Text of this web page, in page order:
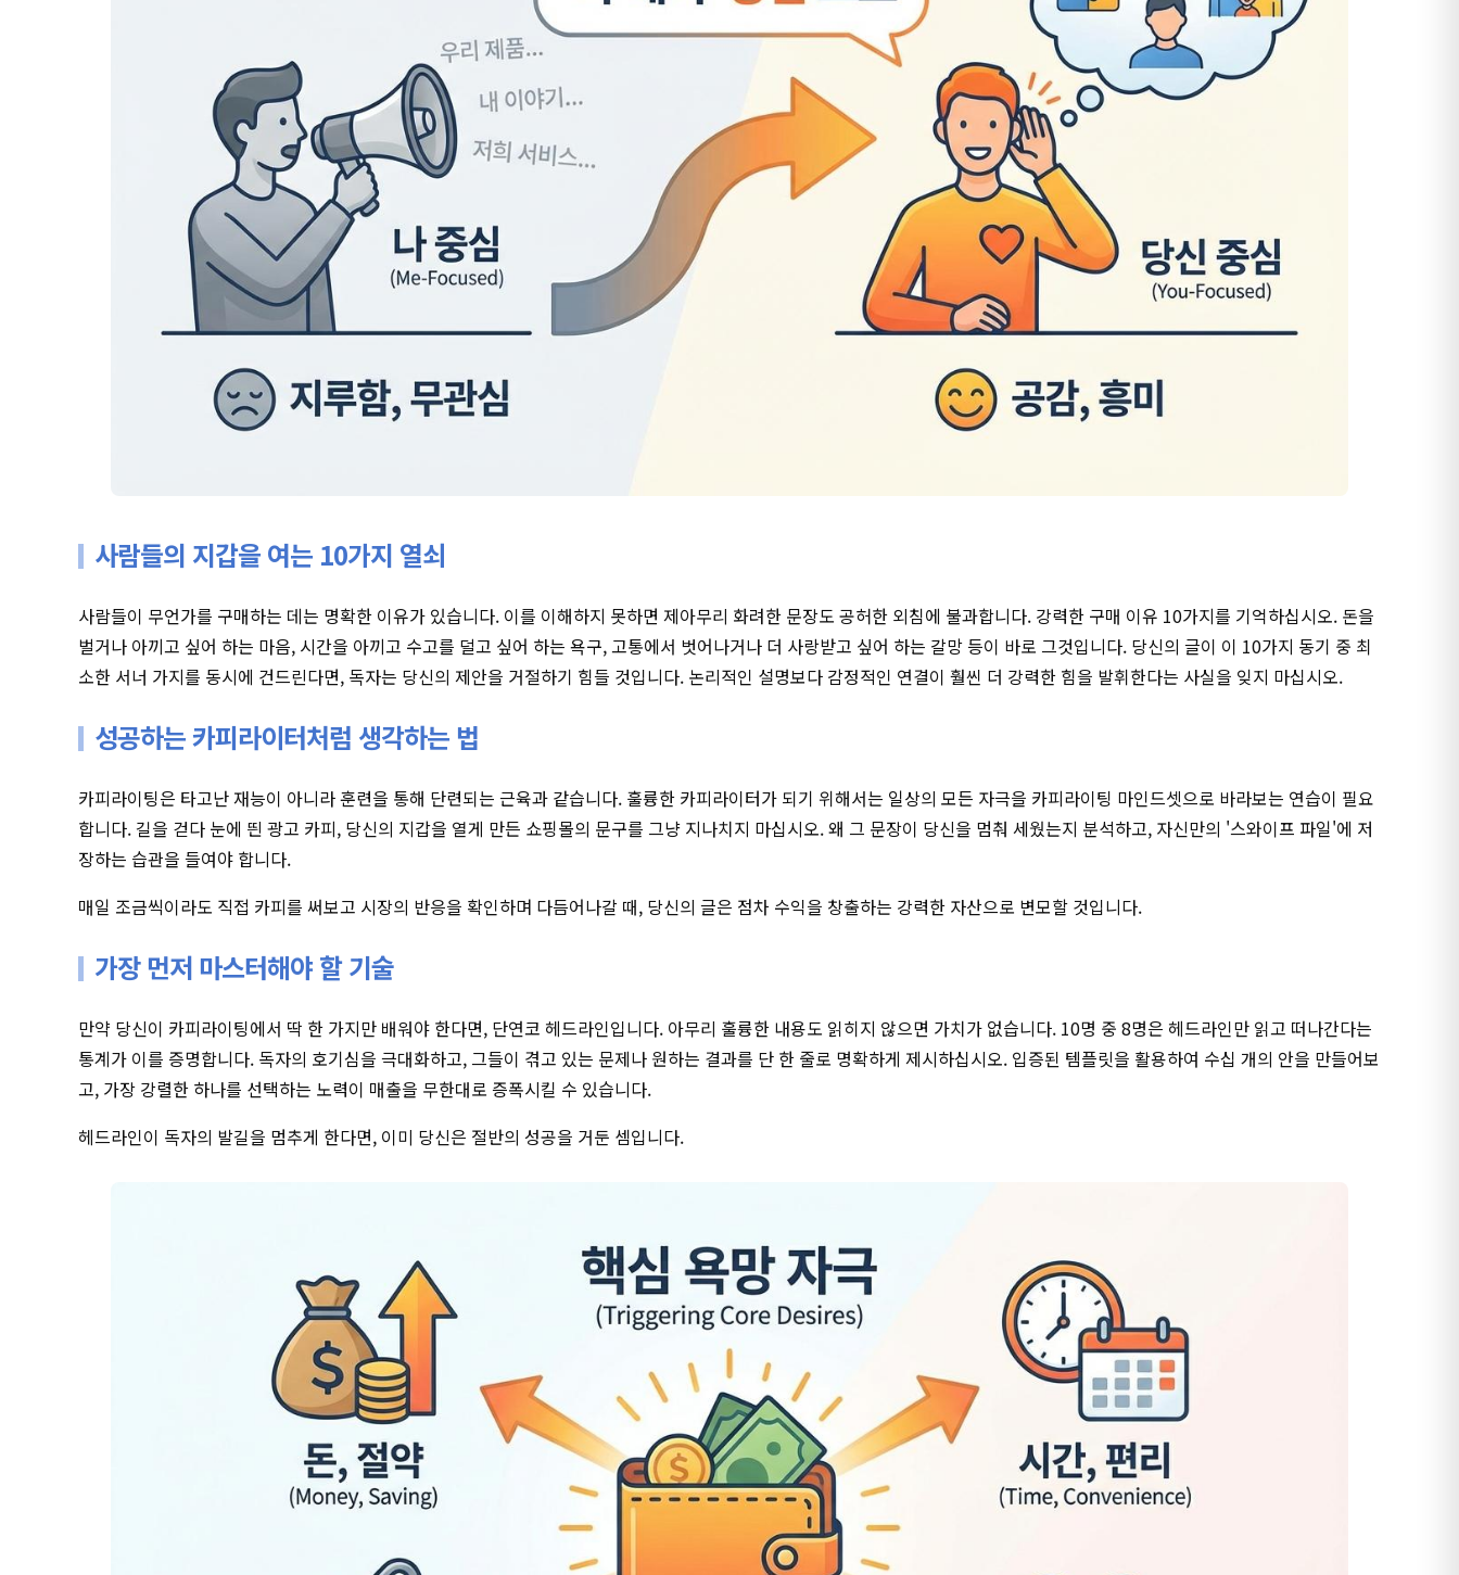
사람들의 지갑을 여는 10가지 열쇠
사람들이 무언가를 구매하는 데는 명확한 이유가 있습니다. 이를 이해하지 못하면 제아무리 화려한 문장도 공허한 외침에 불과합니다. 강력한 구매 이유 10가지를 기억하십시오. 돈을
벌거나 아끼고 싶어 하는 마음, 시간을 아끼고 수고를 덜고 싶어 하는 욕구, 고통에서 벗어나거나 더 사랑받고 싶어 하는 갈망 등이 바로 그것입니다. 당신의 글이 이 10가지 동기 중 최
소한 서너 가지를 동시에 건드린다면, 독자는 당신의 제안을 거절하기 힘들 것입니다. 논리적인 설명보다 감정적인 연결이 훨씬 더 강력한 힘을 발휘한다는 사실을 잊지 마십시오.
성공하는 카피라이터처럼 생각하는 법
카피라이팅은 타고난 재능이 아니라 훈련을 통해 단련되는 근육과 같습니다. 훌륭한 카피라이터가 되기 위해서는 일상의 모든 자극을 카피라이팅 마인드셋으로 바라보는 연습이 필요
합니다. 길을 걷다 눈에 띈 광고 카피, 당신의 지갑을 열게 만든 쇼핑몰의 문구를 그냥 지나치지 마십시오. 왜 그 문장이 당신을 멈춰 세웠는지 분석하고, 자신만의 '스와이프 파일'에 저
장하는 습관을 들여야 합니다.
매일 조금씩이라도 직접 카피를 써보고 시장의 반응을 확인하며 다듬어나갈 때, 당신의 글은 점차 수익을 창출하는 강력한 자산으로 변모할 것입니다.
가장 먼저 마스터해야 할 기술
만약 당신이 카피라이팅에서 딱 한 가지만 배워야 한다면, 단연코 헤드라인입니다. 아무리 훌륭한 내용도 읽히지 않으면 가치가 없습니다. 10명 중 8명은 헤드라인만 읽고 떠나간다는
통계가 이를 증명합니다. 독자의 호기심을 극대화하고, 그들이 겪고 있는 문제나 원하는 결과를 단 한 줄로 명확하게 제시하십시오. 입증된 템플릿을 활용하여 수십 개의 안을 만들어보
고, 가장 강렬한 하나를 선택하는 노력이 매출을 무한대로 증폭시킬 수 있습니다.
헤드라인이 독자의 발길을 멈추게 한다면, 이미 당신은 절반의 성공을 거둔 셈입니다.